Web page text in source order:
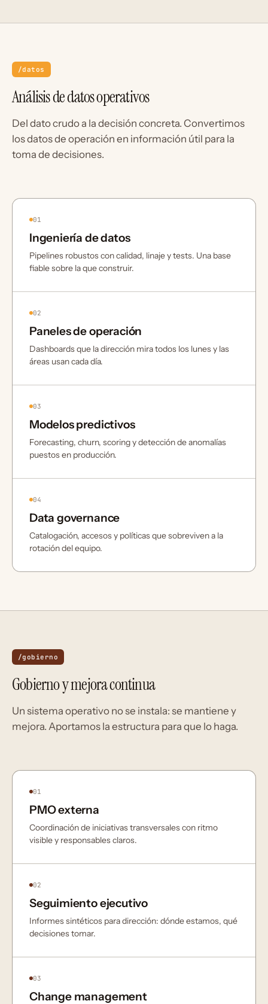
/datos
Análisis de datos operativos
Del dato crudo a la decisión concreta. Convertimos
los datos de operación en información útil para la
toma de decisiones.
01
Ingeniería de datos
Pipelines robustos con calidad, linaje y tests. Una base
fiable sobre la que construir.
02
Paneles de operación
Dashboards que la dirección mira todos los lunes y las
áreas usan cada día.
03
Modelos predictivos
Forecasting, churn, scoring y detección de anomalías
puestos en producción.
04
Data governance
Catalogación, accesos y políticas que sobreviven a la
rotación del equipo.
/gobierno
Gobierno y mejora continua
Un sistema operativo no se instala: se mantiene y
mejora. Aportamos la estructura para que lo haga.
01
PMO externa
Coordinación de iniciativas transversales con ritmo
visible y responsables claros.
02
Seguimiento ejecutivo
Informes sintéticos para dirección: dónde estamos, qué
decisiones tomar.
03
Change management